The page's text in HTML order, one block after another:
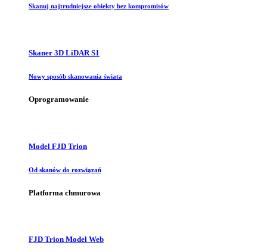
Skanuj najtrudniejsze obiekty bez kompromisów
Skaner 3D LiDAR S1
Nowy sposób skanowania świata
Oprogramowanie
Model FJD Trion
Od skanów do rozwiązań
Platforma chmurowa
FJD Trion Model Web